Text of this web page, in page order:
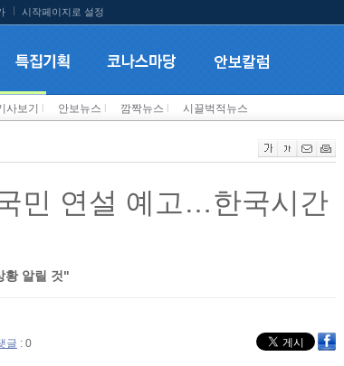
시작페이지로 설정
사보기 안보뉴스 깜짝뉴스 시끌벅적뉴스
민 연설 예고…한국시간
황 알릴 것"
글 : 0